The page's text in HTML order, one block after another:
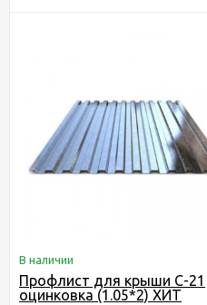
В наличии
Профлист для крыши С-21
оцинковка (1.05*2) ХИТ